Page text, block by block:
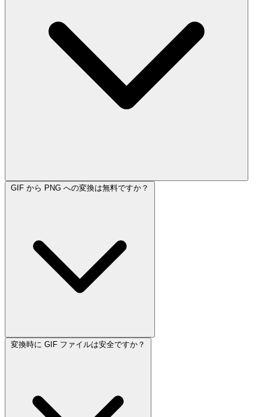
GIF から PNG への変換は無料ですか？
変換時に GIF ファイルは安全ですか？